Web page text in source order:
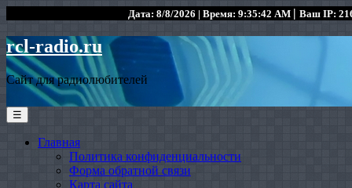
Дата: 8/8/2026 | Время: 9:35:42 AM | Ваш IP:
rcl-radio.ru
Сайт для радиолюбителей
☰
Главная
Политика конфиденциальности
Форма обратной связи
Карта сайта